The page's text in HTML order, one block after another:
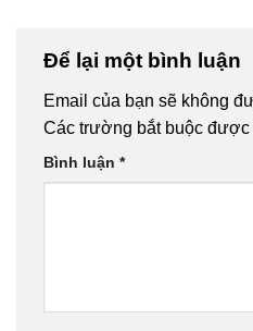
Để lại một bình luận
Email của bạn sẽ không
Các trường bắt buộc được
Bình luận *